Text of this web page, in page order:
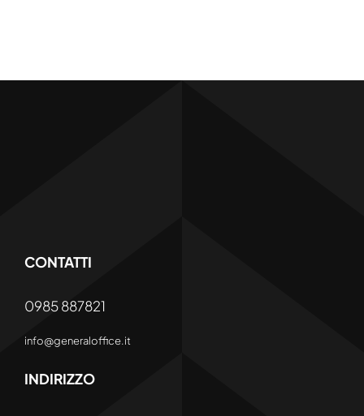
CONTATTI
0985 887821
info@generaloffice.it
INDIRIZZO